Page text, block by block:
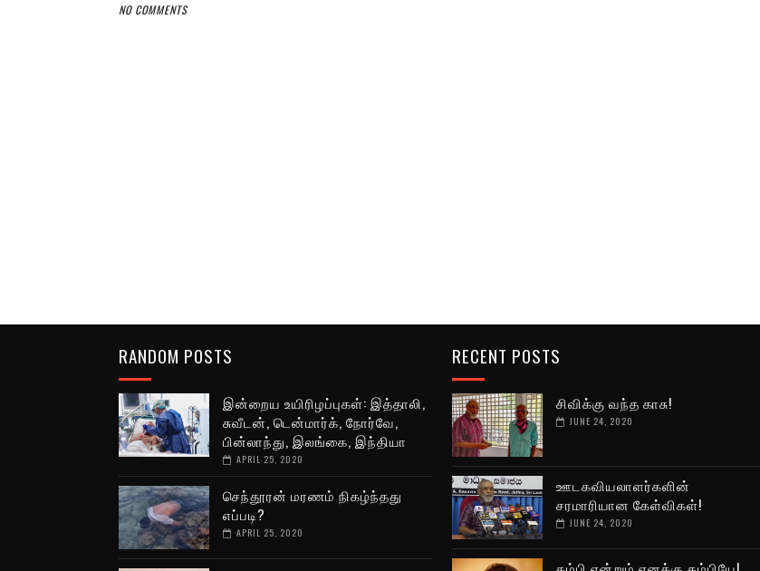
NO COMMENTS
RANDOM POSTS
இன்றைய உயிரிழப்புகள்: இத்தாலி,
சுவீடன், டென்மார்க், நோர்வே,
பின்லாந்து, இலங்கை, இந்தியா
APRIL 25, 2020
செந்தூரன் மரணம் நிகழ்ந்தது
எப்படி?
APRIL 25, 2020
RECENT POSTS
சிவிக்கு வந்த காசு!
JUNE 24, 2020
ஊடகவியலாளர்களின்
சரமாரியான கேள்விகள்!
JUNE 24, 2020
தம்பி என்றும் எனக்கு தம்பியே!